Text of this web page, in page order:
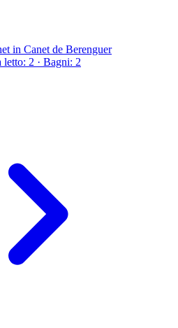
in Canet de Berenguer
letto: 2 · Bagni: 2